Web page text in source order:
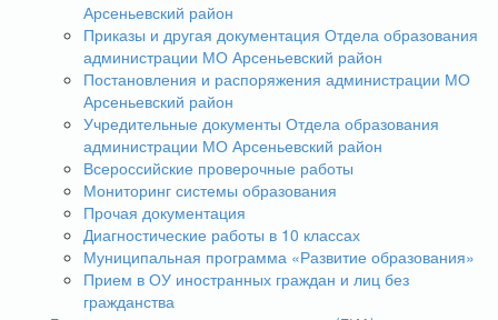
Арсеньевский район
Приказы и другая документация Отдела образования
администрации МО Арсеньевский район
Постановления и распоряжения администрации МО
Арсеньевский район
Учредительные документы Отдела образования
администрации МО Арсеньевский район
Всероссийские проверочные работы
Мониторинг системы образования
Прочая документация
Диагностические работы в 10 классах
Муниципальная программа «Развитие образования»
Прием в ОУ иностранных граждан и лиц без
гражданства